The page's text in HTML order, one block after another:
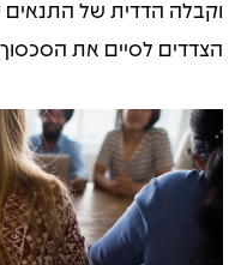
וקבלה הדדית של התנאים
הצדדים לסיים את